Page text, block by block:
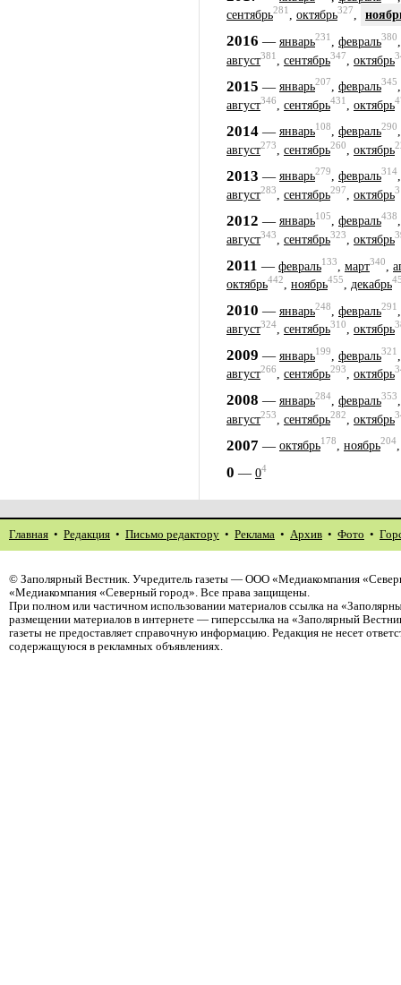
сентябрь281, октябрь327,
2016 — январь231 февраль380
август381 сентябрь347 октябрь
2015 — январь207, февраль345
август346 сентябрь431 октябрь
2014 — январь108, февраль290
август273 сентябрь260 октябрь
2013 — январь279, февраль314
август283 сентябрь297 октябрь
2012 — январь105, февраль438
август343, сентябрь323, октябрь
2011 — февраль133 март340
октябрь442, ноябрь455, декабрь
2010 — январь248 февраль291
август324, сентябрь310, октябрь
2009 — январь199 февраль321
август266, сентябрь293, октябрь
2008 — январь284 февраль353
август253 сентябрь282 октябрь
2007 — октябрь178, ноябрь204
0 — 04
Главная • Редакция • Письмо редактору • Реклама • Архив • Фото •
© Заполярный Вестник. Учредитель газеты — ООО «Медиакомпания
«Медиакомпания «Северный город». Все права защищены.
При полном или частичном использовании материалов ссылка на
размещении материалов в интернете — гиперссылка на «Заполярный
газеты не предоставляет справочную информацию. Редакция не несет
содержащуюся в рекламных объявлениях.